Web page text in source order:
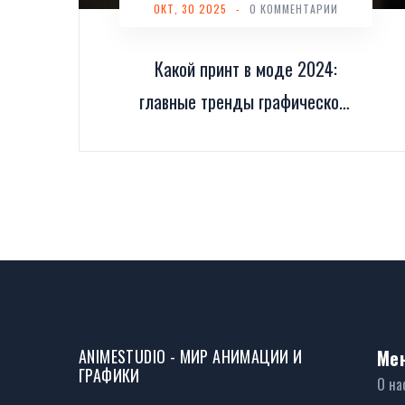
Какой принт в моде 2024:
главные тренды графического
ОКТ, 30 2025 - 0 КОММЕНТАРИИ
ANIMESTUDIO - МИР АНИМАЦИИ И
ГРАФИКИ
О